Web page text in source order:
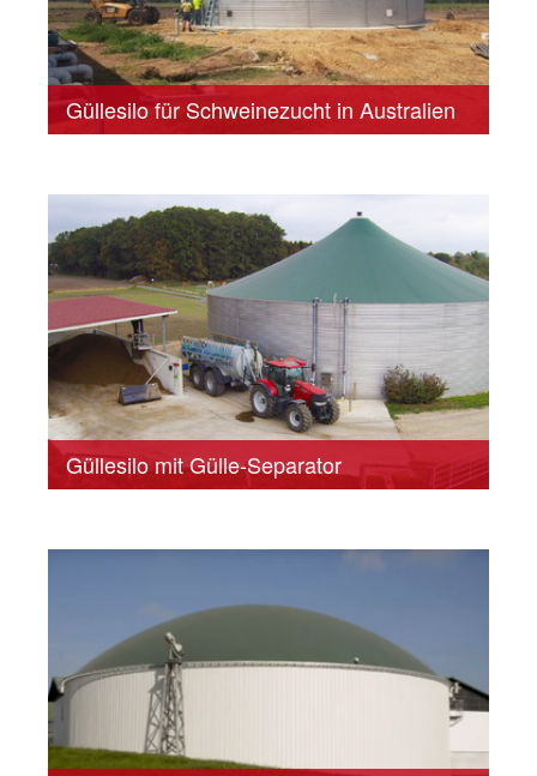
Güllesilo für Schweinezucht in Australien
Güllesilo mit Gülle-Separator